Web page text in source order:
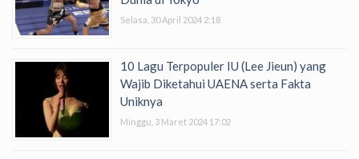
Selasa, 30 April 2024 2:18
10 Lagu Terpopuler IU (Lee Jieun) yang
Wajib Diketahui UAENA serta Fakta
Uniknya
Minggu, 3 Maret 2024 17:02